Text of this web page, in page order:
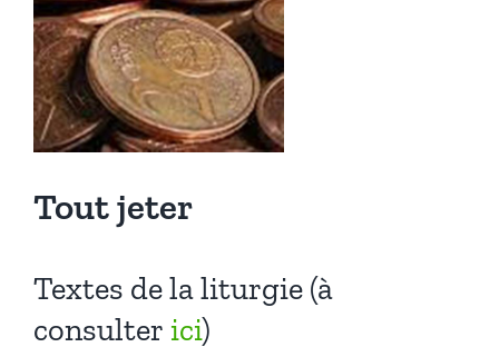
Tout jeter
Textes de la liturgie (à
consulter ici)